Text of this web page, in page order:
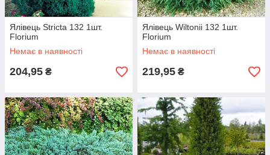
Ялівець Stricta 132 1шт.
Florium
Немає в наявності
204,95 ₴
Ялівець Wiltonii 132 1шт.
Florium
Немає в наявності
219,95 ₴